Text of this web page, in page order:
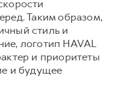
X
499 000 ₽
Таким образом,
стиль и
логотип HAVAL
и приоритеты
и будущее